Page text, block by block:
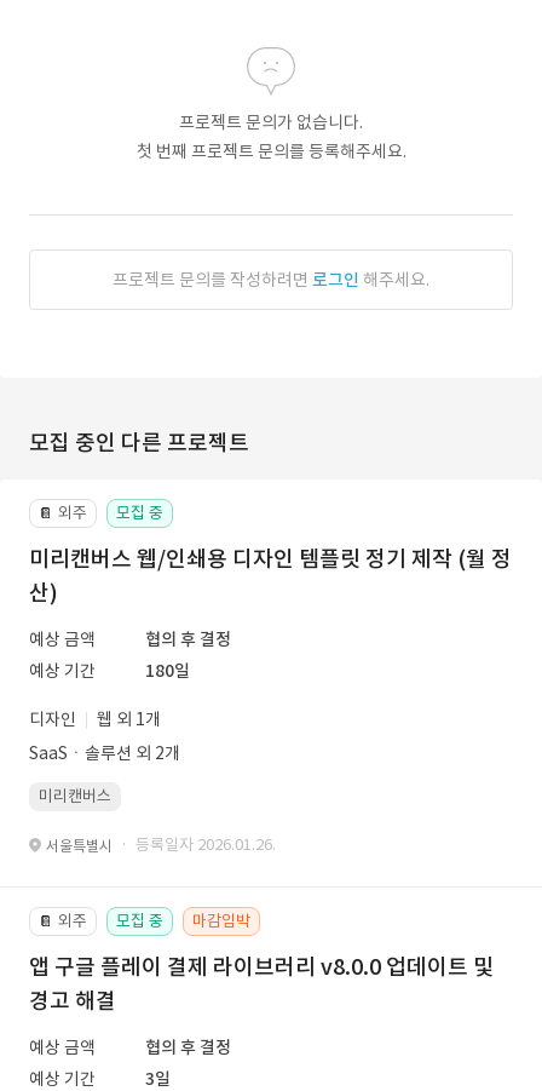
프로젝트 문의가 없습니다.
첫 번째 프로젝트 문의를 등록해주세요.
프로젝트 문의를 작성하려면 로그인 해주세요.
모집 중인 다른 프로젝트
📔 외주 모집 중
미리캔버스 웹/인쇄용 디자인 템플릿 정기 제작 (월 정
산)
예상 금액
협의 후 결정
예상 기간
180일
디자인
웹 외 1개
SaaSㆍ솔루션 외 2개
미리캔버스
서울특별시 · 등록일자 2026.01.26.
📔 외주 모집 중 마감임박
앱 구글 플레이 결제 라이브러리 v8.0.0 업데이트 및
경고 해결
예상 금액
협의 후 결정
예상 기간
3일